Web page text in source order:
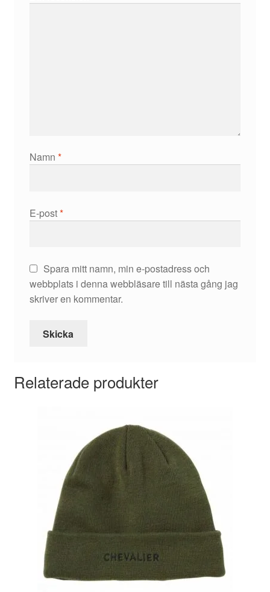
Namn *
E-post*
Spara mitt namn, min e-postadress och
webbplats i denna webbläsare till nästa gång jag
skriver en kommentar.
Relaterade produkter